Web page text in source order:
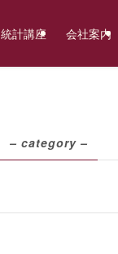
統計講座 会社案内
– category –